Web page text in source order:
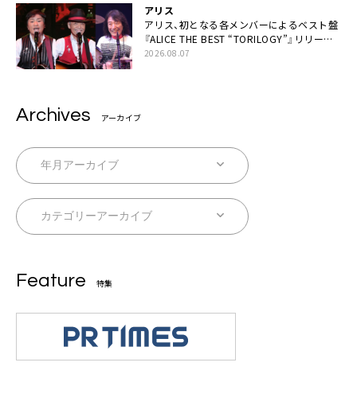
アリス
アリス、初となる各メンバーによるベスト盤
『ALICE THE BEST “TORILOGY”』リリース
決定
2026.08.07
Archives アーカイブ
Feature 特集